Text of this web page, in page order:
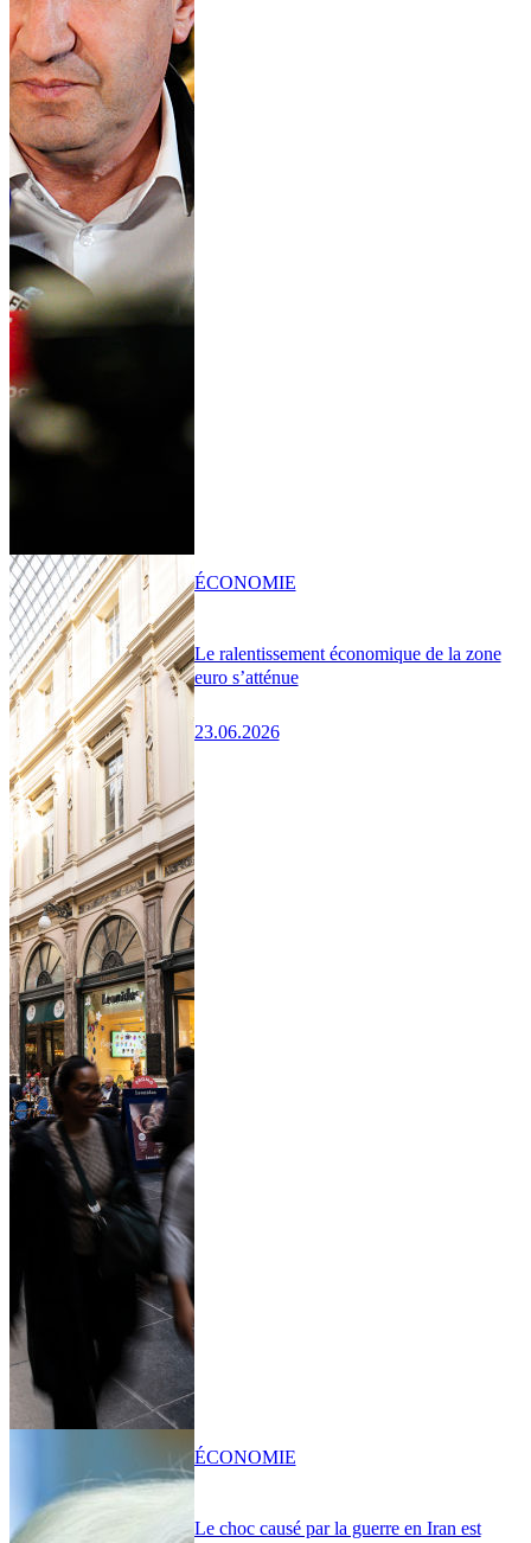
Le ralentissement économique de la zone
euro s’atténue
23.06.2026
ÉCONOMIE
Le choc causé par la guerre en Iran est
ÉCONOMIE